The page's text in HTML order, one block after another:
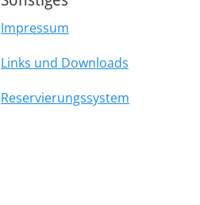
Impressum
Links und Downloads
Reservierungssystem